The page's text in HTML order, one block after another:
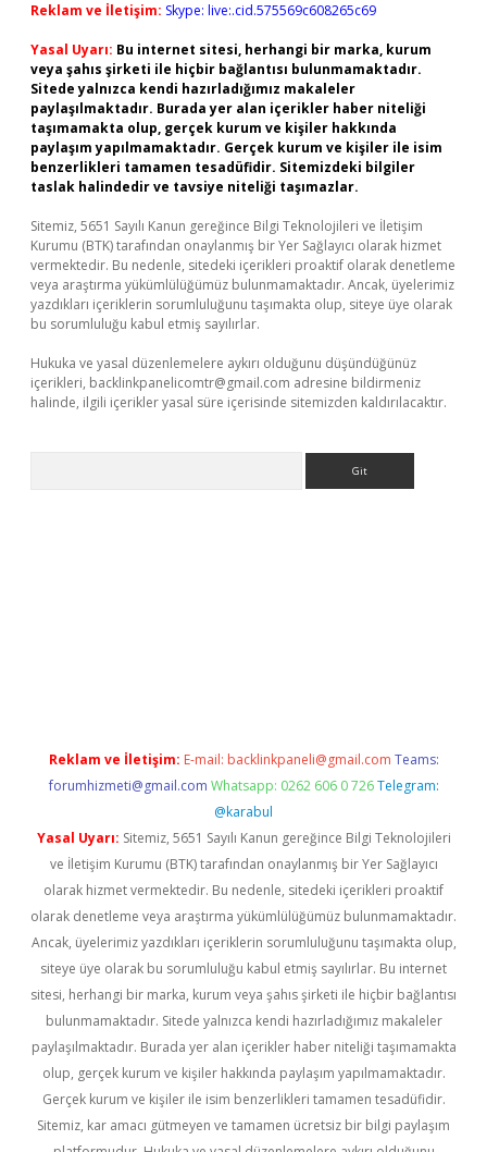
Reklam ve İletişim: Skype: live:.cid.575569c608265c69
Yasal Uyarı: Bu internet sitesi, herhangi bir marka, kurum
veya şahıs şirketi ile hiçbir bağlantısı bulunmamaktadır.
Sitede yalnızca kendi hazırladığımız makaleler
paylaşılmaktadır. Burada yer alan içerikler haber niteliği
taşımamakta olup, gerçek kurum ve kişiler hakkında
paylaşım yapılmamaktadır. Gerçek kurum ve kişiler ile isim
benzerlikleri tamamen tesadüfidir. Sitemizdeki bilgiler
taslak halindedir ve tavsiye niteliği taşımazlar.
Sitemiz, 5651 Sayılı Kanun gereğince Bilgi Teknolojileri ve İletişim
Kurumu (BTK) tarafından onaylanmış bir Yer Sağlayıcı olarak hizmet
vermektedir. Bu nedenle, sitedeki içerikleri proaktif olarak denetleme
veya araştırma yükümlülüğümüz bulunmamaktadır. Ancak, üyelerimiz
yazdıkları içeriklerin sorumluluğunu taşımakta olup, siteye üye olarak
bu sorumluluğu kabul etmiş sayılırlar.
Hukuka ve yasal düzenlemelere aykırı olduğunu düşündüğünüz
içerikleri, backlinkpanelicomtr@gmail.com adresine bildirmeniz
halinde, ilgili içerikler yasal süre içerisinde sitemizden kaldırılacaktır.
Reklam ve İletişim: E-mail: backlinkpaneli@gmail.com Teams:
forumhizmeti@gmail.com Whatsapp: 0262 606 0 726 Telegram:
@karabul
Yasal Uyarı: Sitemiz, 5651 Sayılı Kanun gereğince Bilgi Teknolojileri
ve İletişim Kurumu (BTK) tarafından onaylanmış bir Yer Sağlayıcı
olarak hizmet vermektedir. Bu nedenle, sitedeki içerikleri proaktif
olarak denetleme veya araştırma yükümlülüğümüz bulunmamaktadır.
Ancak, üyelerimiz yazdıkları içeriklerin sorumluluğunu taşımakta olup,
siteye üye olarak bu sorumluluğu kabul etmiş sayılırlar. Bu internet
sitesi, herhangi bir marka, kurum veya şahıs şirketi ile hiçbir bağlantısı
bulunmamaktadır. Sitede yalnızca kendi hazırladığımız makaleler
paylaşılmaktadır. Burada yer alan içerikler haber niteliği taşımamakta
olup, gerçek kurum ve kişiler hakkında paylaşım yapılmamaktadır.
Gerçek kurum ve kişiler ile isim benzerlikleri tamamen tesadüfidir.
Sitemiz, kar amacı gütmeyen ve tamamen ücretsiz bir bilgi paylaşım